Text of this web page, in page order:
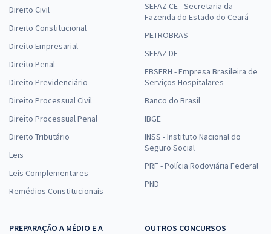
Direito Civil
Direito Constitucional
Direito Empresarial
Direito Penal
Direito Previdenciário
Direito Processual Civil
Direito Processual Penal
Direito Tributário
Leis
Leis Complementares
Remédios Constitucionais
SEFAZ CE - Secretaria da
Fazenda do Estado do Ceará
PETROBRAS
SEFAZ DF
EBSERH - Empresa Brasileira de
Serviços Hospitalares
Banco do Brasil
IBGE
INSS - Instituto Nacional do
Seguro Social
PRF - Polícia Rodoviária Federal
PND
PREPARAÇÃO A MÉDIO E A
OUTROS CONCURSOS